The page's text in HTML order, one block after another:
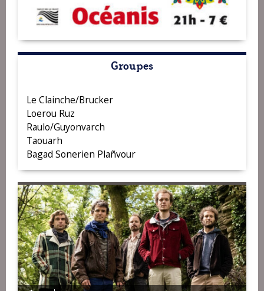
Groupes
Le Clainche/Brucker
Loerou Ruz
Raulo/Guyonvarch
Taouarh
Bagad Sonerien Plañvour